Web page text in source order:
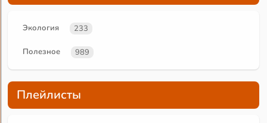
Экология 233
Полезное 989
Плейлисты